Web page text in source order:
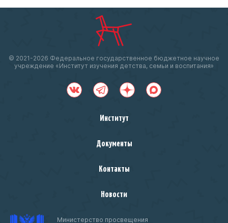
© 2021-2026 Федеральное государственное бюджетное научное
учреждение «Институт изучения детства, семьи и воспитания»
Институт
Документы
Контакты
Новости
Министерство просвещения